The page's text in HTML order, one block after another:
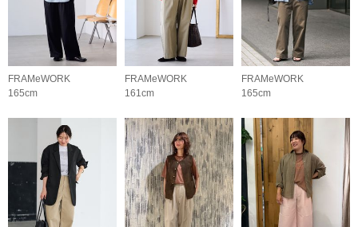
FRAMeWORK
165cm
FRAMeWORK
161cm
FRAMeWORK
165cm